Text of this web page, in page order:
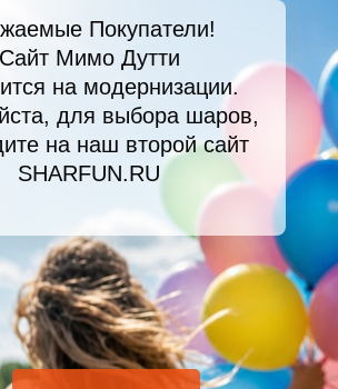
Покупатели!
Сайт Мимо Дутти
на модернизации.
для выбора шаров,
на наш второй сайт
SHARFUN.RU